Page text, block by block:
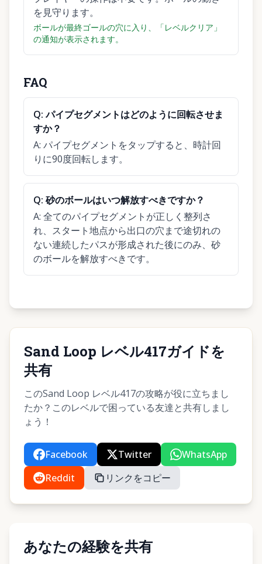
を見守ります。
ボールが最終ゴールの穴に入り、「レベルクリア」
の通知が表示されます。
FAQ
Q:パイプセグメントはどのように回転させま
すか？
A: パイプセグメントをタップすると、時計回
りに90度回転します。
Q: 砂のボールはいつ解放すべきですか？
A: 全てのパイプセグメントが正しく整列さ
れ、スタート地点から出口の穴まで途切れの
ない連続したパスが形成された後にのみ、砂
のボールを解放すべきです。
Sand Loop レベル417ガイドを
共有
このSand Loop レベル417の攻略が役に立ちまし
たか？このレベルで困っている友達と共有しまし
ょう！
Facebook Twitter
WhatsApp
Reddit
リンクをコピー
あなたの経験を共有